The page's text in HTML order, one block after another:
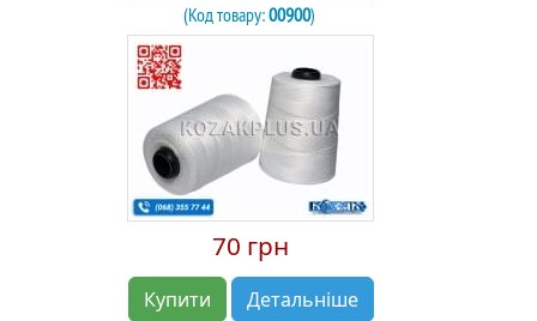
(Код товару:00900)
70 грн
Купити Детальніше